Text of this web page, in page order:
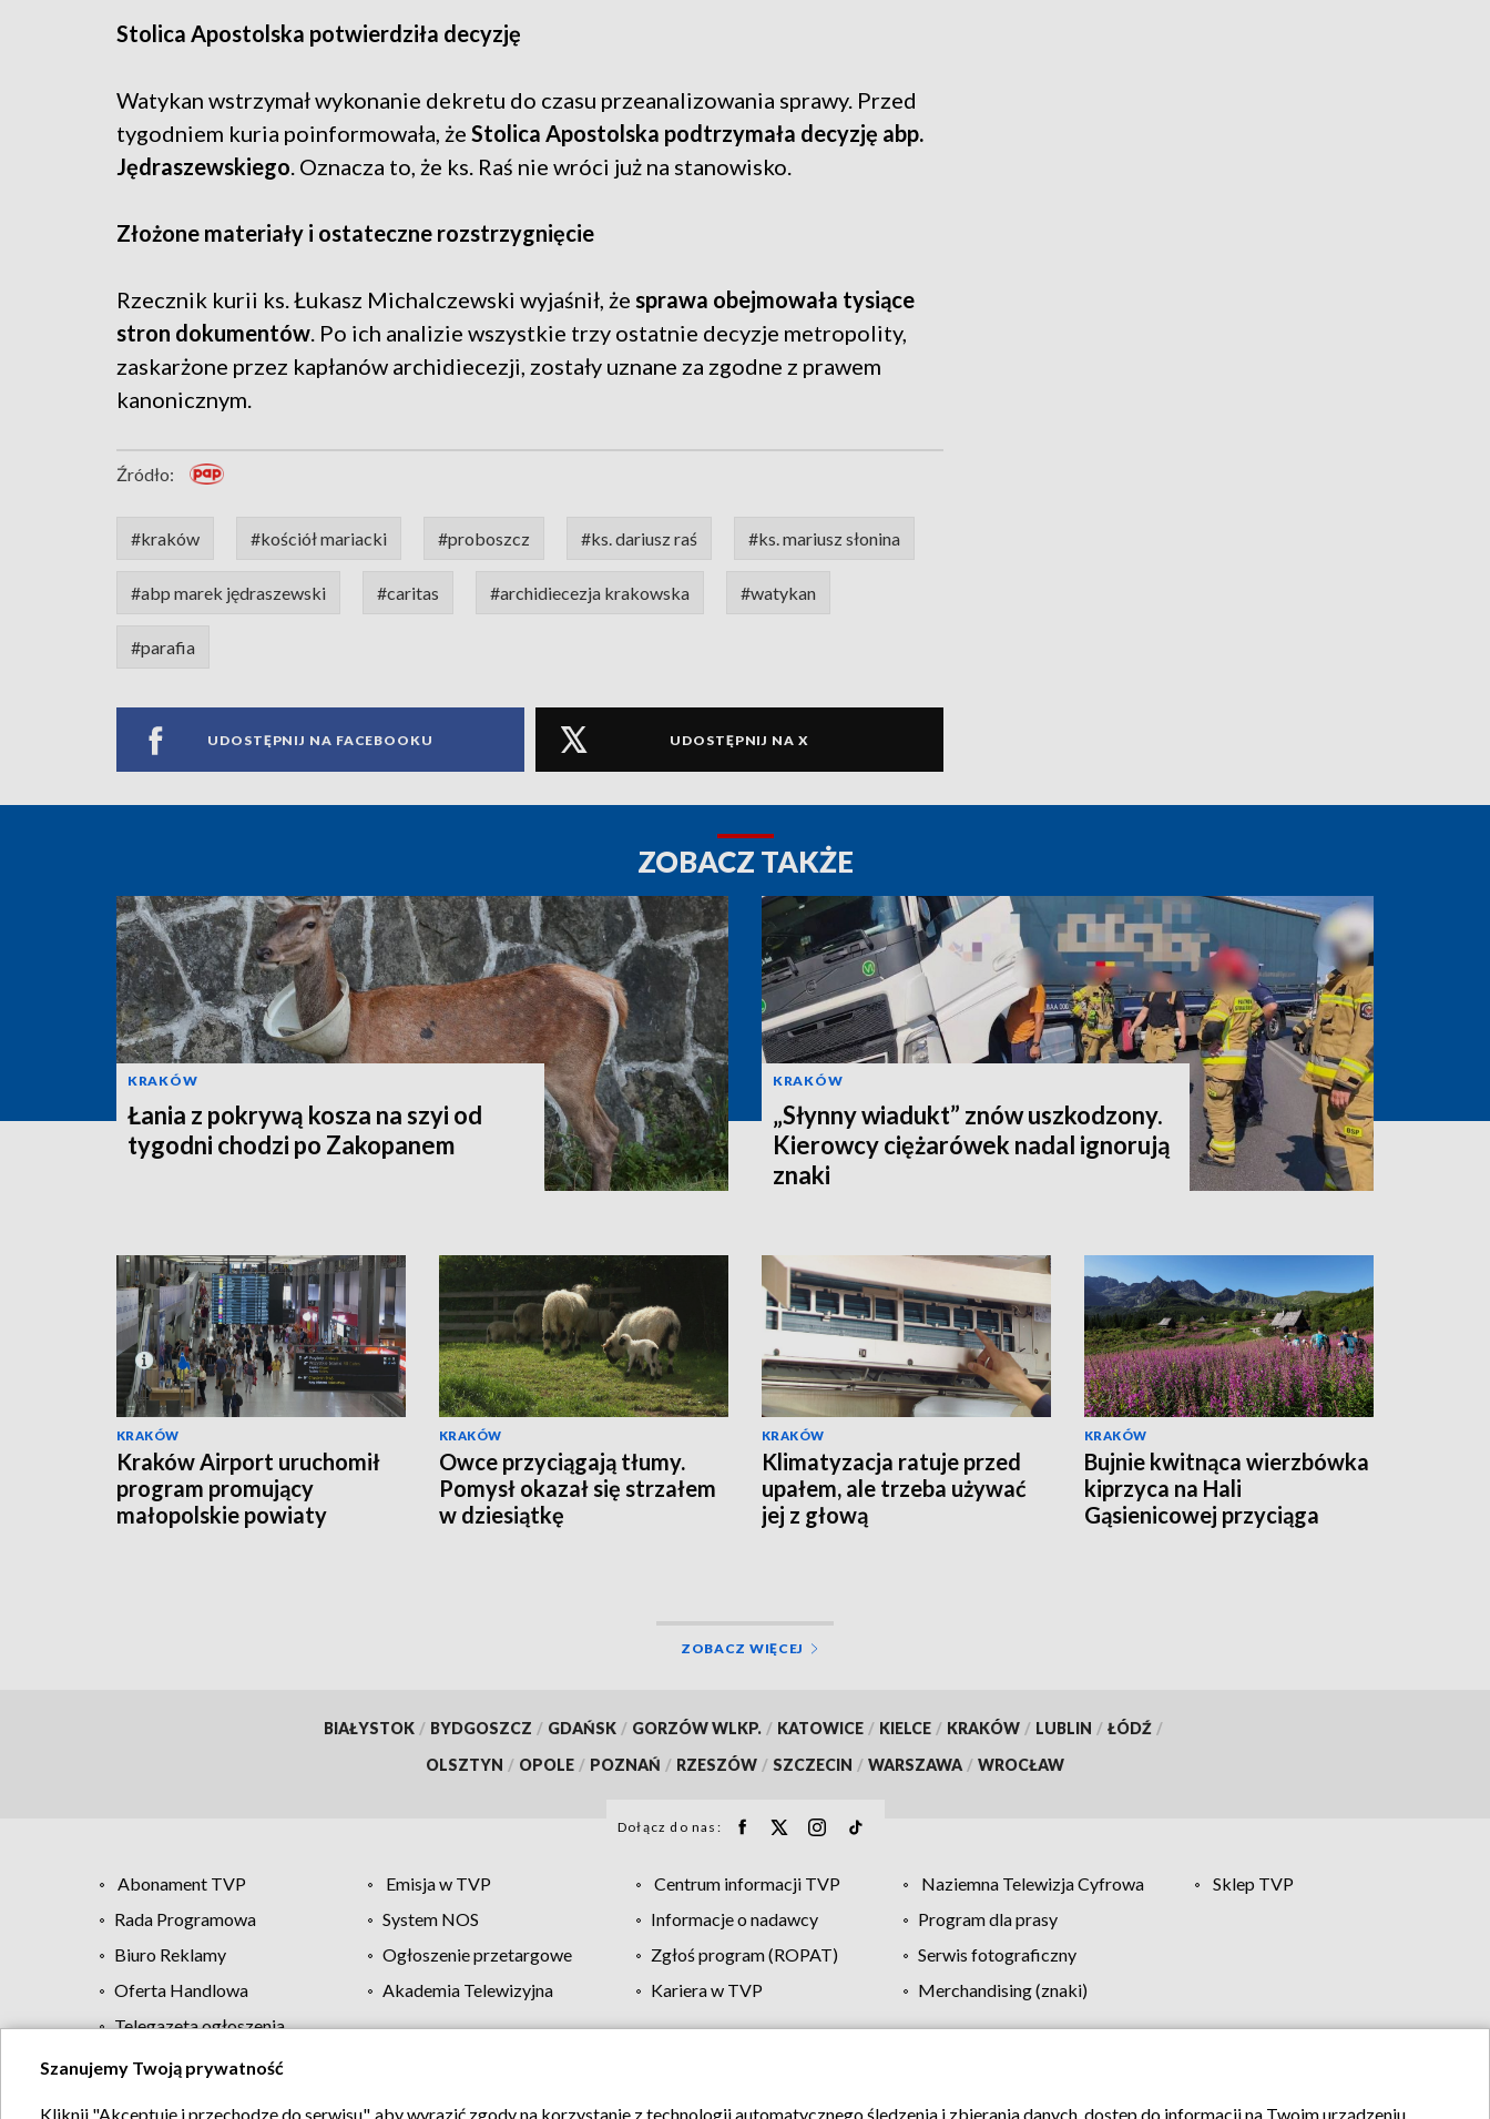
Stolica Apostolska potwierdziła decyzję
Watykan wstrzymał wykonanie dekretu do czasu przeanalizowania sprawy. Przed
tygodniem kuria poinformowała, że Stolica Apostolska podtrzymała decyzję abp.
Jędraszewskiego. Oznacza to, że ks. Raś nie wróci już na stanowisko.
Złożone materiały i ostateczne rozstrzygnięcie
Rzecznik kurii ks. Łukasz Michalczewski wyjaśnił, że sprawa obejmowała tysiące
stron dokumentów. Po ich analizie wszystkie trzy ostatnie decyzje metropolity,
zaskarżone przez kapłanów archidiecezji, zostały uznane za zgodne z prawem
kanonicznym.
Źródło:
#kraków #kościół mariacki #proboszcz #ks. dariusz raś #ks. mariusz słonina
#abp marek jędraszewski #caritas #archidiecezja krakowska #watykan
#parafia
UDOSTĘPNIJ NA FACEBOOKU UDOSTĘPNIJ NA X
ZOBACZ TAKŻE
KRAKÓW
Łania z pokrywą kosza na szyi od
tygodni chodzi po Zakopanem
KRAKÓW
„Słynny wiadukt” znów uszkodzony.
Kierowcy ciężarówek nadal ignorują
znaki
KRAKÓW
Kraków Airport uruchomił
program promujący
małopolskie powiaty
KRAKÓW
Owce przyciągają tłumy.
Pomysł okazał się strzałem
w dziesiątkę
KRAKÓW
Klimatyzacja ratuje przed
upałem, ale trzeba używać
jej z głową
KRAKÓW
Bujnie kwitnąca wierzbówka
kiprzyca na Hali
Gąsienicowej przyciąga
ZOBACZ WIĘCEJ
BIAŁYSTOK / BYDGOSZCZ / GDAŃSK / GORZÓW WLKP. / KATOWICE / KIELCE / KRAKÓW / LUBLIN / ŁÓDŹ /
OLSZTYN / OPOLE / POZNAŃ / RZESZÓW / SZCZECIN / WARSZAWA / WROCŁAW
Dołącz do nas:
Abonament TVP Emisja w TVP Centrum informacji TVP Naziemna Telewizja Cyfrowa
Sklep TVP
Rada Programowa
System NOS Informacje o nadawcy
Program dla prasy
Biuro Reklamy
Ogłoszenie przetargowe Zgłoś program (ROPAT)
Serwis fotograficzny
Oferta Handlowa
Akademia Telewizyjna Kariera w TVP
Merchandising (znaki)
Telegazeta ogłoszenia
Regulamin TVP Polityka prywatności Moje zgody Pomoc Biuro reklamy Kontakt
Szanujemy Twoją prywatność
Kliknij "Akceptuję i przechodzę do serwisu", aby wyrazić zgody na korzystanie z technologii automatycznego śledzenia i zbierania danych, dostęp do informacji na Twoim urządzeniu